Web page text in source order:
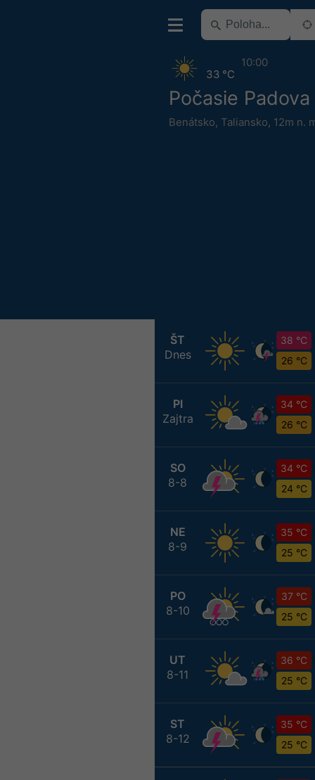
Počasie Padova
Benátsko, Taliansko, 12m n.
33 °C
10:00
ŠT
Dnes
38 °C
26 °C
PI
Zajtra
34 °C
26 °C
SO
8-8
34 °C
24 °C
NE
8-9
35 °C
25 °C
PO
8-10
37 °C
25 °C
UT
8-11
36 °C
25 °C
ST
8-12
35 °C
25 °C